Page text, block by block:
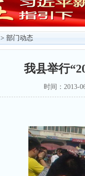
> 部门动态
我县举行
时间：2013-